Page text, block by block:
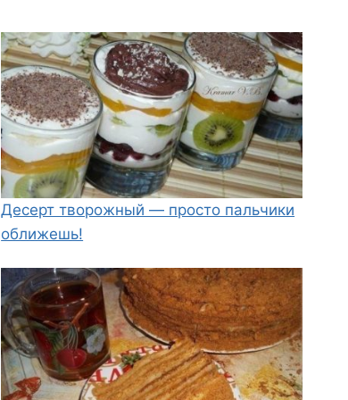
Десерт творожный — просто пальчики
оближешь!